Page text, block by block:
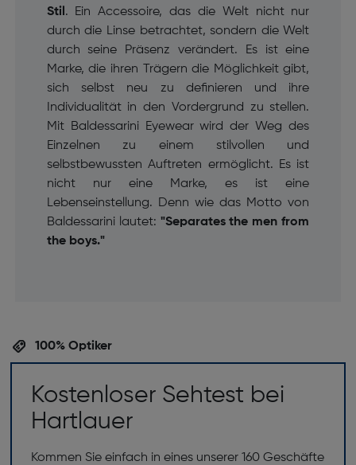
Stil . Ein Accessoire, das die Welt nicht nur
durch die Linse betrachtet, sondern die Welt
durch seine Präsenz verändert. Es ist eine
Marke, die ihren Trägern die Möglichkeit gibt,
sich selbst neu zu definieren und ihre
Individualität in den Vordergrund zu stellen.
Mit Baldessarini Eyewear wird der Weg des
Einzelnen zu einem stilvollen und
selbstbewussten Auftreten ermöglicht. Es ist
nicht nur eine Marke, es ist eine
Lebenseinstellung. Denn wie das Motto von
Baldessarini lautet: "Separates the men from
the boys."
100% Optiker
Kostenloser Sehtest bei
Hartlauer
Kommen Sie einfach in eines unserer 160 Geschäfte